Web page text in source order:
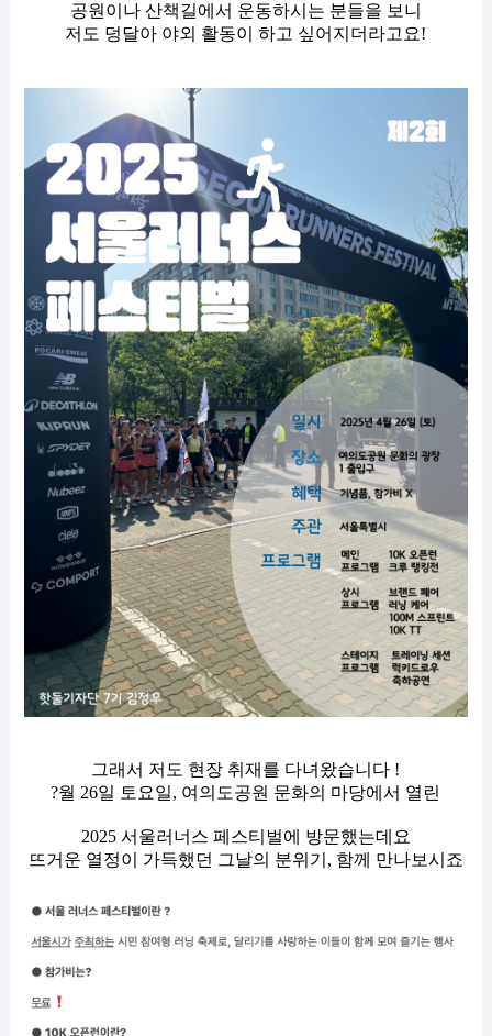
공원이나 산책길에서 운동하시는 분들을 보니
저도 덩달아 야외 활동이 하고 싶어지더라고요!
그래서 저도 현장 취재를 다녀왔습니다 !
?월 26일 토요일, 여의도공원 문화의 마당에서 열린
2025 서울러너스 페스티벌에 방문했는데요
뜨거운 열정이 가득했던 그날의 분위기, 함께 만나보시죠